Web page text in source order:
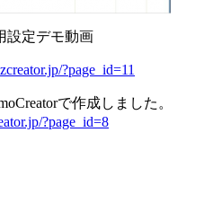
設定デモ動画
?page_id=11
で作成しました。
?page_id=8